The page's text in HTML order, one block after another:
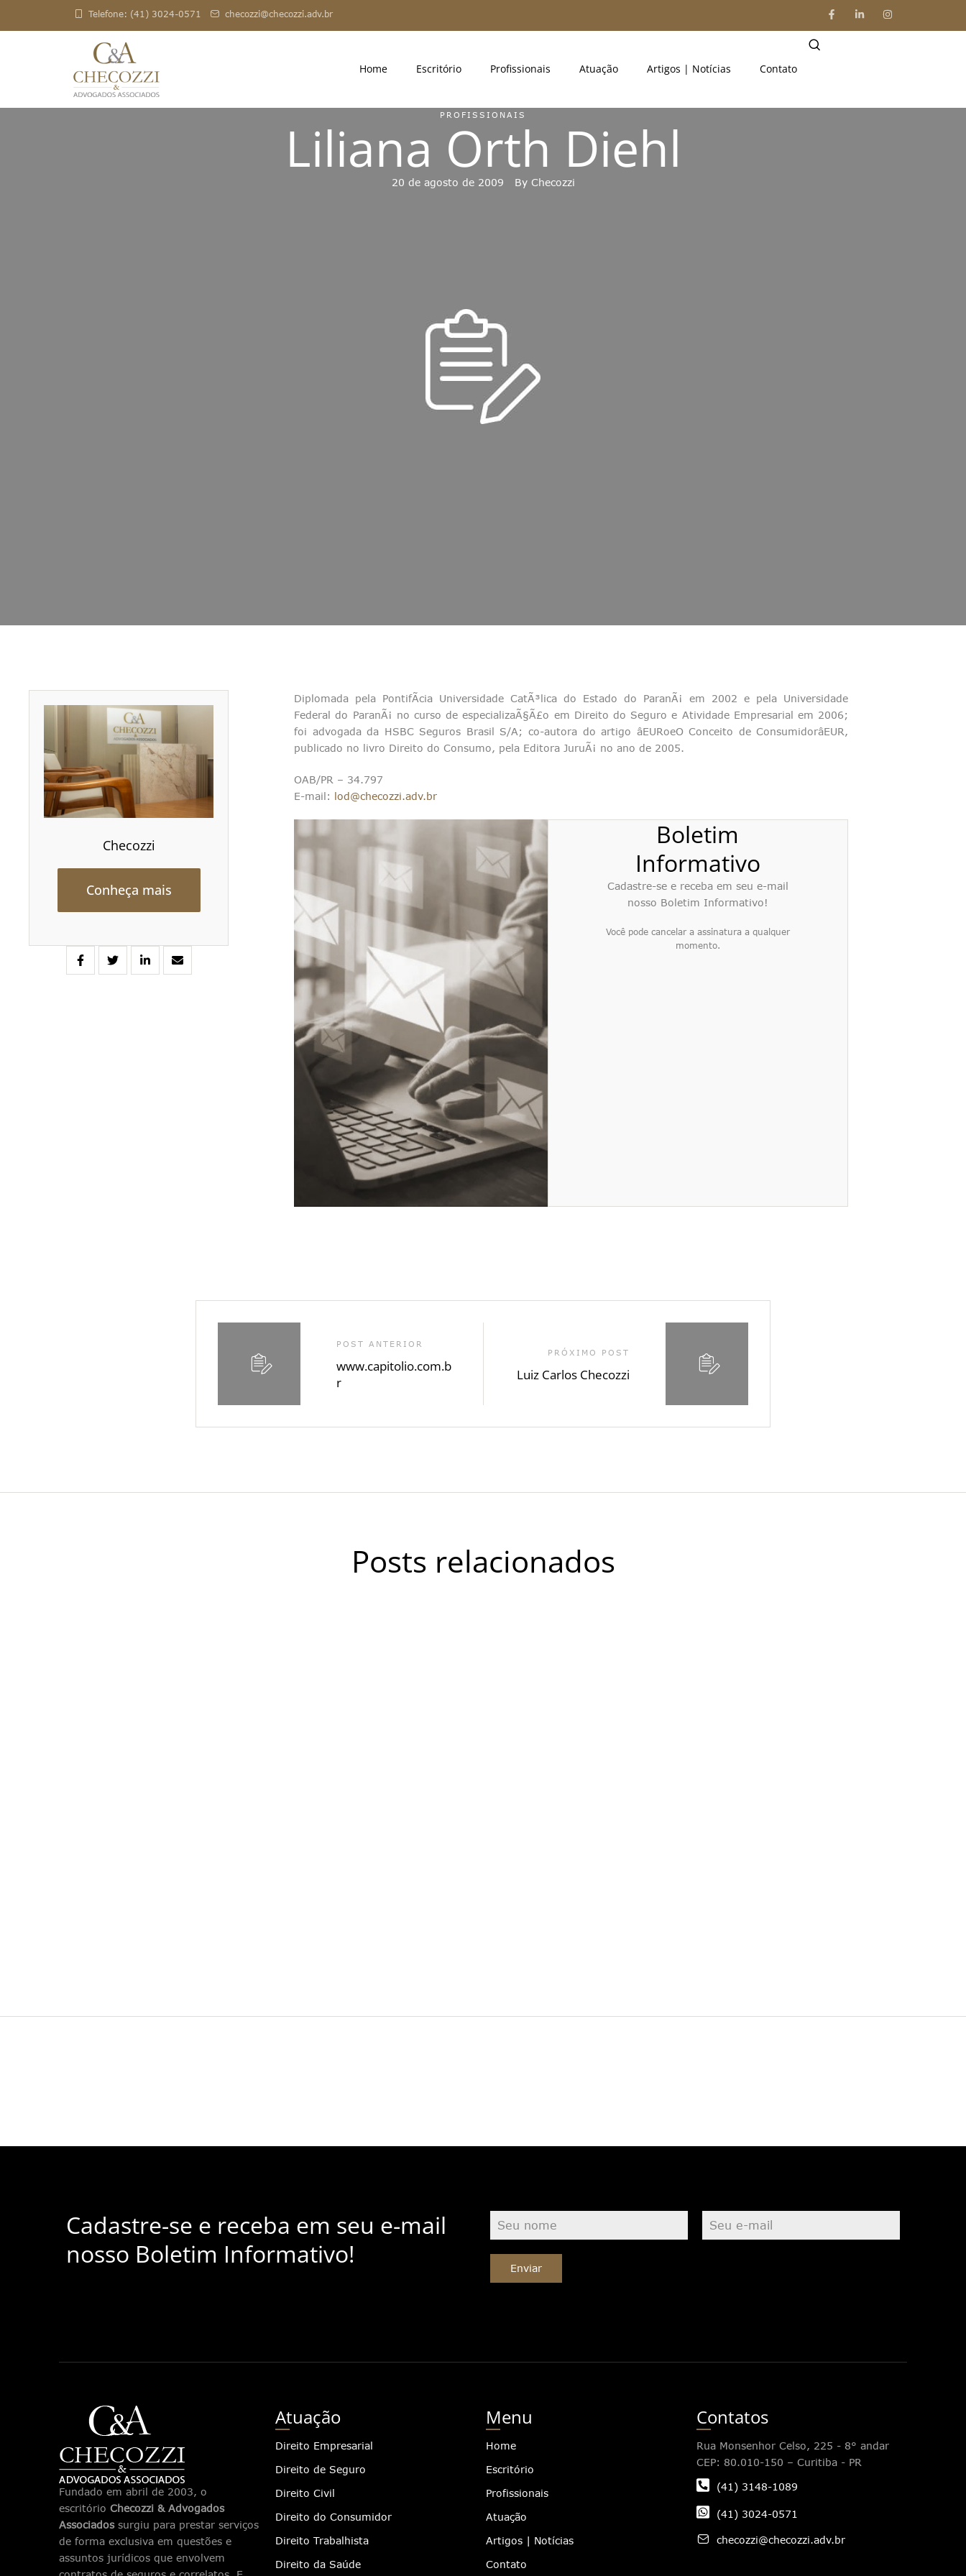
Telefone: (41) 3024-0571 checozzi@checozzi.adv.br
Home Escritório Profissionais Atuação Artigos | Notícias Contato
PROFISSIONAIS
Liliana Orth Diehl
20 de agosto de 2009 By Checozzi
Checozzi
Conheça mais
Diplomada pela PontifÃ­cia Universidade CatÃ³lica do Estado do ParanÃ¡ em 2002 e pela Universidade
Federal do ParanÃ¡ no curso de especializaÃ§Ã£o em Direito do Seguro e Atividade Empresarial em 2006;
foi advogada da HSBC Seguros Brasil S/A; co-autora do artigo âEURoeO Conceito de ConsumidorâEUR,
publicado no livro Direito do Consumo, pela Editora JuruÃ¡ no ano de 2005.
OAB/PR – 34.797
E-mail: lod@checozzi.adv.br
Boletim
Informativo
Cadastre-se e receba em seu e-mail
nosso Boletim Informativo!
Você pode cancelar a assinatura a qualquer
momento.
POST ANTERIOR
www.capitolio.com.b
r
PRÓXIMO POST
Luiz Carlos Checozzi
Posts relacionados
Cadastre-se e receba em seu e-mail
nosso Boletim Informativo!
Enviar
Fundado em abril de 2003, o
escritório Checozzi & Advogados
Associadossurgiu para prestar serviços
de forma exclusiva em questões e
assuntos jurídicos que envolvem
Atuação
Direito Empresarial
Direito de Seguro
Direito Civil
Direito do Consumidor
Direito Trabalhista
Direito da Saúde
Menu
Home
Escritório
Profissionais
Atuação
Artigos | Notícias
Contato
Contatos
Rua Monsenhor Celso, 225 - 8° andar
CEP: 80.010-150 – Curitiba - PR
(41) 3148-1089
(41) 3024-0571
checozzi@checozzi.adv.br